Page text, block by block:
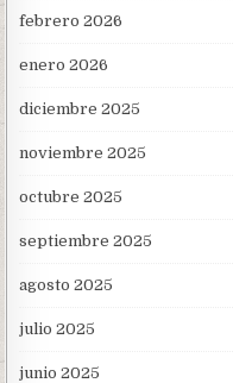
febrero 2026
enero 2026
diciembre 2025
noviembre 2025
octubre 2025
septiembre 2025
agosto 2025
julio 2025
junio 2025